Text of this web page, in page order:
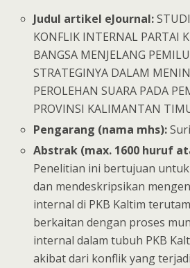
Judul artikel eJournal:
KONFLIK INTERNAL PARTAI
BANGSA MENJELANG
STRATEGINYA DALAM
PEROLEHAN SUARA PADA
PROVINSI KALIMANTAN
Pengarang (nama mhs):
Abstrak (max. 1600 huruf
Penelitian ini bertujuan
dan mendeskripsikan
internal di PKB Kaltim
berkaitan dengan proses
internal dalam tubuh PKB
akibat dari konflik yang